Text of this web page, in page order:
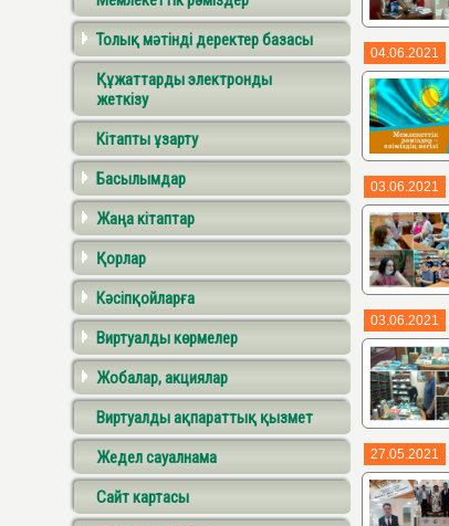
Толық мәтінді деректер базасы
Құжаттарды электронды
жеткізу
Кітапты ұзарту
Басылымдар
Жаңа кітаптар
Қорлар
Кәсіпқойларға
Виртуалды көрмелер
Жобалар, акциялар
Виртуалды ақпараттық қызмет
Жедел сауалнама
Сайт картасы
04.06.2021
03.06.2021
03.06.2021
27.05.2021